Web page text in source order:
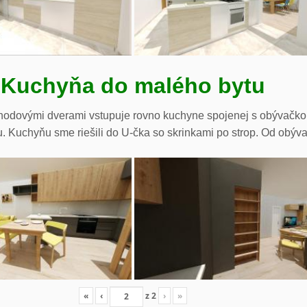
Kuchyňa do malého bytu
dverami vstupuje rovno kuchyne spojenej s
sme riešili do U-čka so skrinkami po strop. Od
« ‹ z2 › »